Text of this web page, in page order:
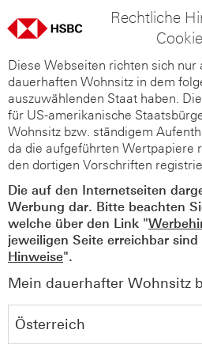
Rechtliche
Diese Webseiten richten sich nur
dauerhaften Wohnsitz in dem
auszuwählenden Staat haben.
für US-amerikanische
Wohnsitz bzw. ständigem
da die aufgeführten Wertpapiere
den dortigen Vorschriften
Die auf den Internetseiten
Werbung dar. Bitte beachten
welche über den Link "
jeweiligen Seite erreichbar
Hinweise".
Mein dauerhafter Wohnsitz